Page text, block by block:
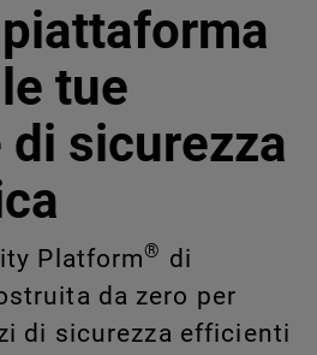
tue
di sicurezza
Platform® di
da zero per
di sicurezza efficienti